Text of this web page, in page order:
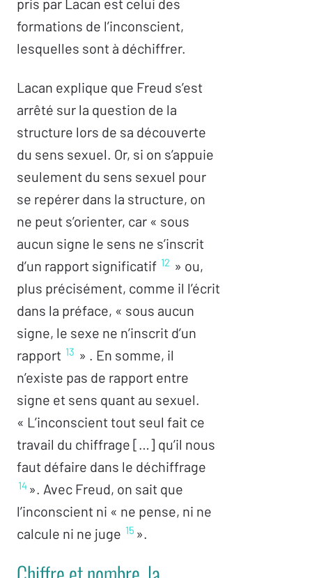
pris par Lacan est celui des
formations de l’inconscient,
lesquelles sont à déchiffrer.
Lacan explique que Freud s’est
arrêté sur la question de la
structure lors de sa découverte
du sens sexuel. Or, si on s’appuie
seulement du sens sexuel pour
se repérer dans la structure, on
ne peut s’orienter, car « sous
aucun signe le sens ne s’inscrit
d’un rapport significatif 12 » ou,
plus précisément, comme il l’écrit
dans la préface, « sous aucun
signe, le sexe ne n’inscrit d’un
rapport 13 » . En somme, il
n’existe pas de rapport entre
signe et sens quant au sexuel.
« L’inconscient tout seul fait ce
travail du chiffrage […] qu’il nous
faut défaire dans le déchiffrage
14 ». Avec Freud, on sait que
l’inconscient ni « ne pense, ni ne
calcule ni ne juge 15 ».